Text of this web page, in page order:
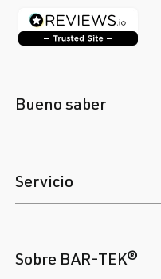
Bueno saber
Servicio
Sobre BAR-TEK®